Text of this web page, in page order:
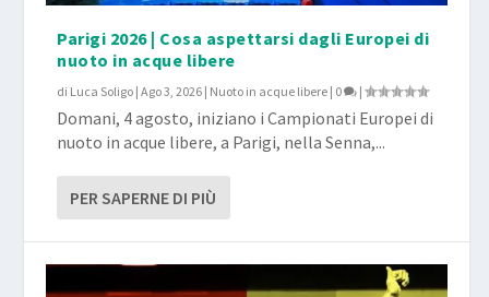
Parigi 2026 | Cosa aspettarsi dagli Europei di
nuoto in acque libere
di Luca Soligo |Ago 3, 2026 | Nuoto in acque libere | 0 |
Domani, 4 agosto, iniziano i Campionati Europei di
nuoto in acque libere, a Parigi, nella Senna,...
PER SAPERNE DI PIÙ